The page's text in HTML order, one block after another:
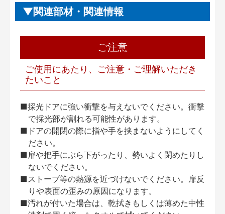
関連部材・関連情報
ご注意
ご使用にあたり、ご注意・ご理解いただき
たいこと
■採光ドアに強い衝撃を与えないでください。衝撃
で採光部が割れる可能性があります。
■ドアの開閉の際に指や手を挟まないようにしてく
ださい。
■扉や把手にぶら下がったり、勢いよく閉めたりし
ないでください。
■ストーブ等の熱源を近づけないでください。扉反
りや表面の歪みの原因になります。
■汚れが付いた場合は、乾拭きもしくは薄めた中性